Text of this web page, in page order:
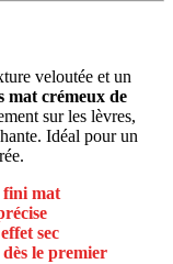
veloutée et un
mat crémeux de
sur les lèvres,
Idéal pour un
fini mat
sec
le premier